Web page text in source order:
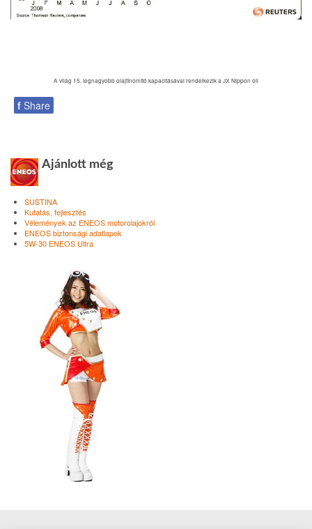
A világ 15. legnagyobb olajfinomító kapacitásával rendelkezik a JX Nippon oil
f Share
Ajánlott még
SUSTINA
Kutatás, fejlesztés
Vélemények az ENEOS motorolajokról
ENEOS biztonsági adatlapok
5W-30 ENEOS Ultra